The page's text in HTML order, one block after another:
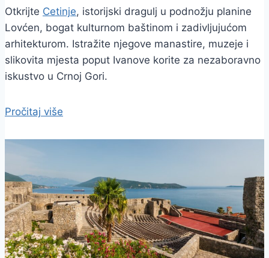
Otkrijte Cetinje, istorijski dragulj u podnožju planine
Lovćen, bogat kulturnom baštinom i zadivljujućom
arhitekturom. Istražite njegove manastire, muzeje i
slikovita mjesta poput Ivanove korite za nezaboravno
iskustvo u Crnoj Gori.
Pročitaj više